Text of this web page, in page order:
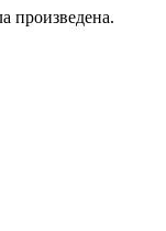
произведена.